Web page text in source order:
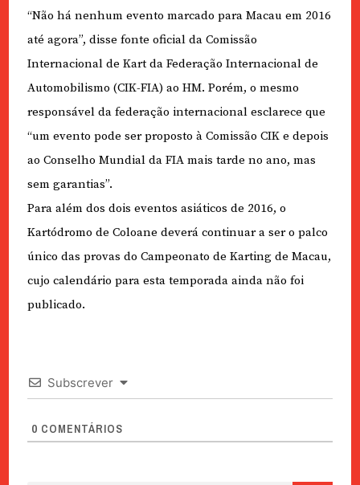
“Não há nenhum evento marcado para Macau em 2016
até agora”, disse fonte oficial da Comissão
Internacional de Kart da Federação Internacional de
Automobilismo (CIK-FIA) ao HM. Porém, o mesmo
responsável da federação internacional esclarece que
“um evento pode ser proposto à Comissão CIK e depois
ao Conselho Mundial da FIA mais tarde no ano, mas
sem garantias”.
Para além dos dois eventos asiáticos de 2016, o
Kartódromo de Coloane deverá continuar a ser o palco
único das provas do Campeonato de Karting de Macau,
cujo calendário para esta temporada ainda não foi
publicado.
Subscrever
0 COMENTÁRIOS